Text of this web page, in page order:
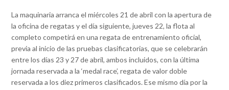
La maquinaria arranca el miércoles 21 de abril con la apertura de
la oficina de regatas y el día siguiente, jueves 22, la flota al
completo competirá en una regata de entrenamiento oficial,
previa al inicio de las pruebas clasificatorias, que se celebrarán
entre los días 23 y 27 de abril, ambos incluidos, con la última
jornada reservada a la ‘medal race’, regata de valor doble
reservada a los diez primeros clasificados. Ese mismo día por la